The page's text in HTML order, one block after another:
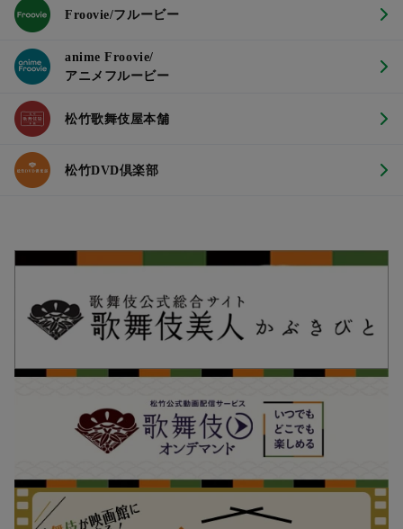
Froovie/フルービー
anime Froovie/
アニメフルービー
松竹歌舞伎屋本舗
松竹DVD倶楽部